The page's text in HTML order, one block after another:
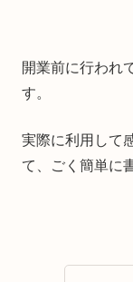
開業前に行われ
す。
実際に利用して
て、ごく簡単に